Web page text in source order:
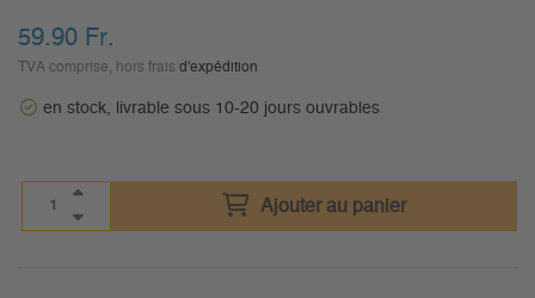
59.90 Fr.
TVA comprise, hors frais d'expédition
en stock, livrable sous 10-20 jours ouvrables
Ajouter au panier